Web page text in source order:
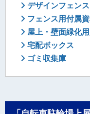
デザインフェンス
フェンス用付属
屋上・壁面緑化
宅配ボックス
ゴミ収集庫